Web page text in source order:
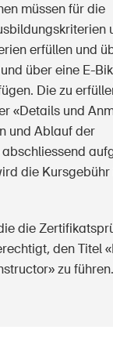
müssen für die
erfüllen und
über eine E-
Die zu
«Details und
und Ablauf der
die Kursgebühr
die
den Titel
zu führen.